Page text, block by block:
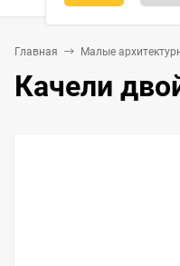
Главная Малые
Качели